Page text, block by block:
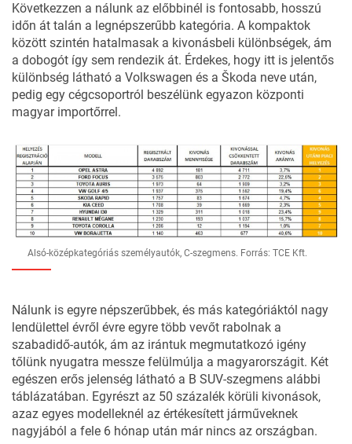
Következzen a nálunk az előbbinél is fontosabb, hosszú
időn át talán a legnépszerűbb kategória. A kompaktok
között szintén hatalmasak a kivonásbeli különbségek, ám
a dobogót így sem rendezik át. Érdekes, hogy itt is jelentős
különbség látható a Volkswagen és a Škoda neve után,
pedig egy cégcsoportról beszélünk egyazon központi
magyar importőrrel.
Alsó-középkategóriás személyautók, C-szegmens. Forrás: TCE Kft.
Nálunk is egyre népszerűbbek, és más kategóriáktól nagy
lendülettel évről évre egyre több vevőt rabolnak a
szabadidő-autók, ám az irántuk megmutatkozó igény
tőlünk nyugatra messze felülmúlja a magyarországit. Két
egészen erős jelenség látható a B SUV-szegmens alábbi
táblázatában. Egyrészt az 50 százalék körüli kivonások,
azaz egyes modelleknél az értékesített járműveknek
nagyjából a fele 6 hónap után már nincs az országban.